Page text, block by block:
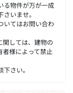
る物件が万が一成
いませ。
いてはお問い合わ
しては、建物の
者様によって禁止
さい。